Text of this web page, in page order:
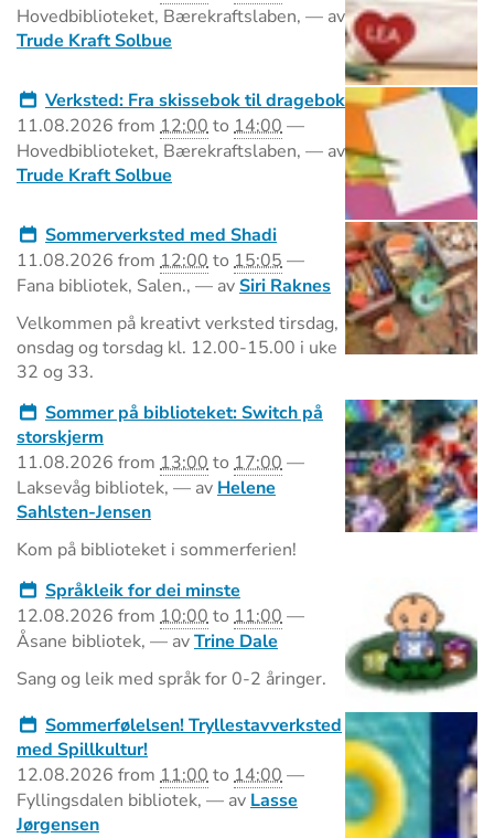
Hovedbiblioteket, Bærekraftslaben, — av
Trude Kraft Solbue
Verksted: Fra skissebok til dragebok
11.08.2026 from 12:00to 14:00—
Hovedbiblioteket, Bærekraftslaben, — av
Trude Kraft Solbue
Sommerverksted med Shadi
11.08.2026 from 12:00to 15:05—
Fana bibliotek, Salen., — avSiri Raknes
Velkommen på kreativt verksted tirsdag,
onsdag og torsdag kl. 12.00-15.00 i uke
32 og 33.
Sommer på biblioteket: Switch på
storskjerm
11.08.2026 from 13:00to 17:00—
Laksevåg bibliotek, — av Helene
Sahlsten-Jensen
Kom på biblioteket i sommerferien!
Språkleik for dei minste
12.08.2026 from 10:00to 11:00—
Åsane bibliotek, — avTrine Dale
Sang og leik med språk for 0-2 åringer.
Sommerfølelsen! Tryllestavverksted
med Spillkultur!
12.08.2026 from 11:00to 14:00—
Fyllingsdalen bibliotek, — av Lasse
Jørgensen